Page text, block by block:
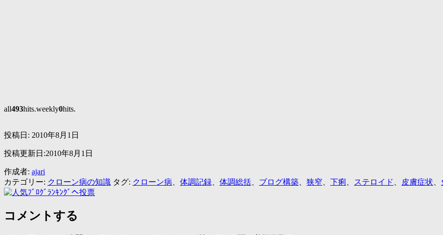
all493hits.weekly0hits.
投稿日: 2010年8月1日
投稿更新日:2010年8月1日
作成者: ajari
カテゴリー: クローン病の知識 タグ: クローン病 体調記録 体調総括 ブログ構築 狭窄 下痢 ステロイド 皮膚症状
コメントする